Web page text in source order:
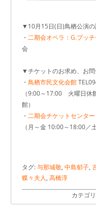
▼10月15日(日)鳥栖公演の
・ 二期会オペラ：G.プッ
会
▼チケットのお求め、お問
・ 鳥栖市民文化会館
（9:00～17:00 火曜日休
館）
・ 二期会チケットセンター
（月～金 10:00～18:00／
タグ:与那城敬, 中島郁子,
蝶々夫人, 高橋淳
カテゴ